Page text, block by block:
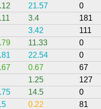
21.57 0
3.4 181
3.42 111
11.33 0
22.54 0
0.67 67
1.25 127
14.5 0
0.22 81